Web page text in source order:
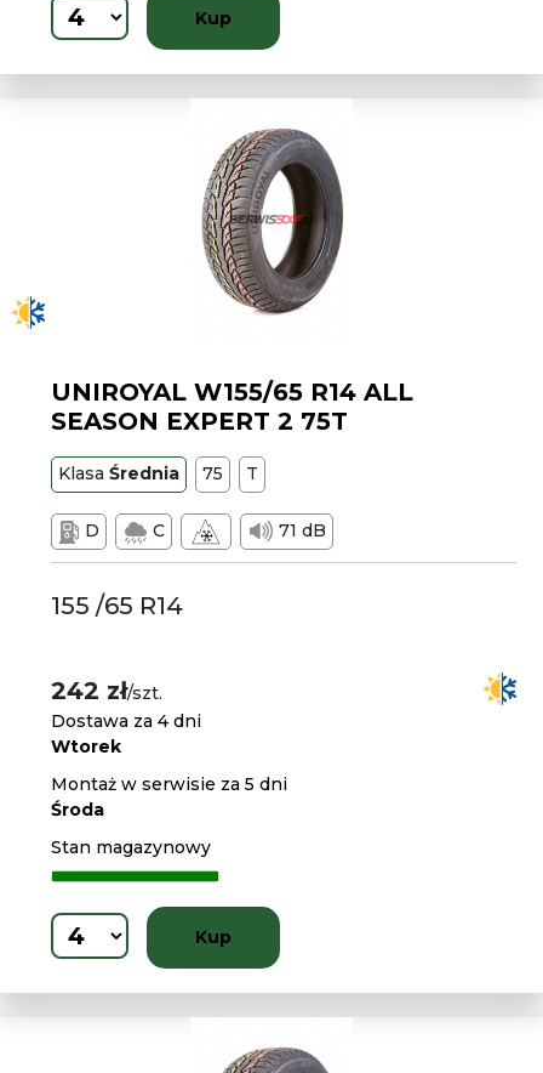
Kup
UNIROYAL W155/65 R14 ALL
SEASON EXPERT 2 75T
KlasaŚrednia 75 T
D C 71 dB
155 /65 R14
242 zł/szt.
Dostawa za 4 dni
Wtorek
Montaż w serwisie za 5 dni
Środa
Stan magazynowy
Kup